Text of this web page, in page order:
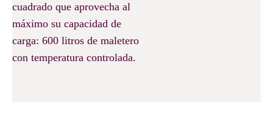
cuadrado que aprovecha al
máximo su capacidad de
carga: 600 litros de maletero
con temperatura controlada.